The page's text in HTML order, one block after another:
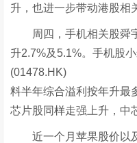
升，也进一步带动港股相
周四，手机相关股舜
升2.7%及5.1%。手机股
(01478.HK)
料半年综合溢利按年升最
芯片股同样走强上升，中
近一个月苹果股价以及